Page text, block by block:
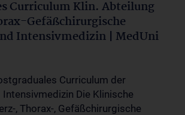
Curriculum Klin. Abteilung
Gefäßchirurgische
Intensivmedizin | MedUni
Curriculum der
Die Klinische
, Thorax-, Gefäßchirurgische